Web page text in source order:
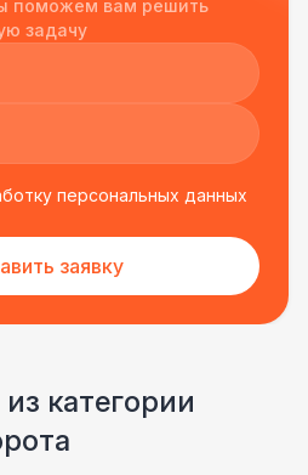
:)
поможем вам решить
задачу
персональных данных
заявку
категории